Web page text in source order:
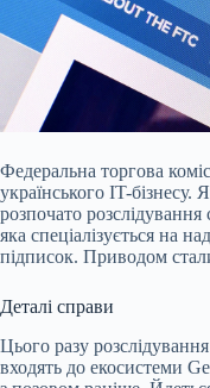
Федеральна торгова
українського IT-
розпочато розслідування
яка спеціалізується на
підписок. Приводом
Деталі справи
Цього разу
входять до екосистеми